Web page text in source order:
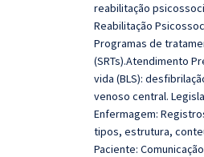
reabilitação
Reabilitação
Programas de
(SRTs).Atendimento
vida (BLS):
venoso central.
Enfermagem:
tipos, estrutura,
Paciente: